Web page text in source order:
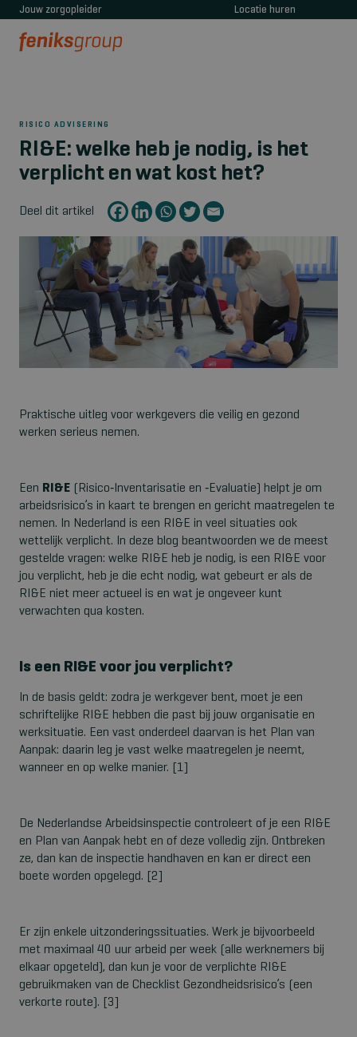
Jouw zorgopleider Locatie huren
RISICO ADVISERING
RI&E: welke heb je nodig, is het
verplicht en wat kost het?
Deel dit artikel
Praktische uitleg voor werkgevers die veilig en gezond
werken serieus nemen.
Een RI&E (Risico‑ Inventarisatie en ‑Evaluatie) helpt je om
arbeidsrisico’s in kaart te brengen en gericht maatregelen te
nemen. In Nederland is een RI&E in veel situaties ook
wettelijk verplicht. In deze blog beantwoorden we de meest
gestelde vragen: welke RI&E heb je nodig, is een RI&E voor
jou verplicht, heb je die echt nodig, wat gebeurt er als de
RI&E niet meer actueel is en wat je ongeveer kunt
verwachten qua kosten.
Is een RI&E voor jou verplicht?
In de basis geldt: zodra je werkgever bent, moet je een
schriftelijke RI&E hebben die past bij jouw organisatie en
werksituatie. Een vast onderdeel daarvan is het Plan van
Aanpak: daarin leg je vast welke maatregelen je neemt,
wanneer en op welke manier. [1]
De Nederlandse Arbeidsinspectie controleert of je een RI&E
en Plan van Aanpak hebt en of deze volledig zijn. Ontbreken
ze, dan kan de inspectie handhaven en kan er direct een
boete worden opgelegd. [2]
Er zijn enkele uitzonderingssituaties. Werk je bijvoorbeeld
met maximaal 40 uur arbeid per week (alle werknemers bij
elkaar opgeteld), dan kun je voor de verplichte RI&E
gebruikmaken van de Checklist Gezondheidsrisico’s (een
verkorte route). [3]